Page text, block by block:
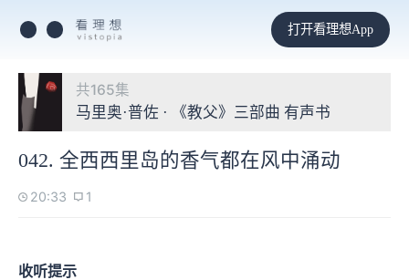
打开看理想App
共165集
马里奥·普佐 · 《教父》三部曲 有声书
042. 全西西里岛的香气都在风中涌动
20:33 1
收听提示